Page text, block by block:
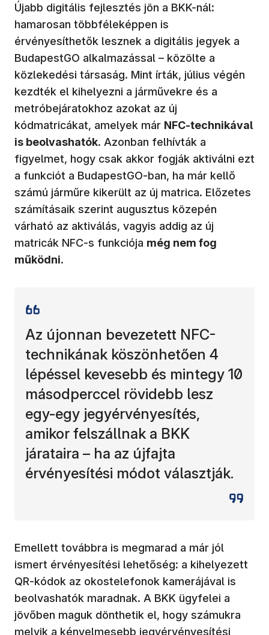
Újabb digitális fejlesztés jön a BKK-nál:
hamarosan többféleképpen is
érvényesíthetők lesznek a digitális jegyek a
BudapestGO alkalmazással – közölte a
közlekedési társaság. Mint írták, július végén
kezdték el kihelyezni a járművekre és a
metróbejáratokhoz azokat az új
kódmatricákat, amelyek már NFC-technikával
is beolvashatók. Azonban felhívták a
figyelmet, hogy csak akkor fogják aktiválni ezt
a funkciót a BudapestGO-ban, ha már kellő
számú járműre kikerült az új matrica. Előzetes
számításaik szerint augusztus közepén
várható az aktiválás, vagyis addig az új
matricák NFC-s funkciója még nem fog
működni.
Az újonnan bevezetett NFC-
technikának köszönhetően 4
lépéssel kevesebb és mintegy 10
másodperccel rövidebb lesz
egy-egy jegyérvényesítés,
amikor felszállnak a BKK
járataira – ha az újfajta
érvényesítési módot választják.
Emellett továbbra is megmarad a már jól
ismert érvényesítési lehetőség: a kihelyezett
QR-kódok az okostelefonok kamerájával is
beolvashatók maradnak. A BKK ügyfelei a
jövőben maguk dönthetik el, hogy számukra
melyik a kényelmesebb jegyérvényesítési